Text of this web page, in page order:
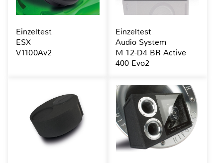
Einzeltest
ESX
V1100Av2
Einzeltest
Audio System
M 12-D4 BR Active
400 Evo2